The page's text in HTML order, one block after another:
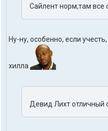
Сайлент норм,там все
Ну-ну, особенно, если
хилла
Девид Лихт отличный